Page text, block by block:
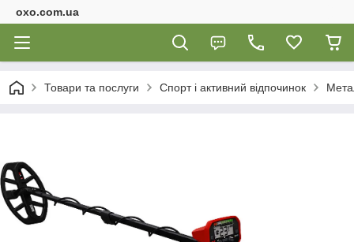
oxo.com.ua
Товари та послуги Спорт і активний відпочинок